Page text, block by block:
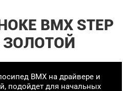
BMX STEP
BMX на драйвере и
подойдет для начальных